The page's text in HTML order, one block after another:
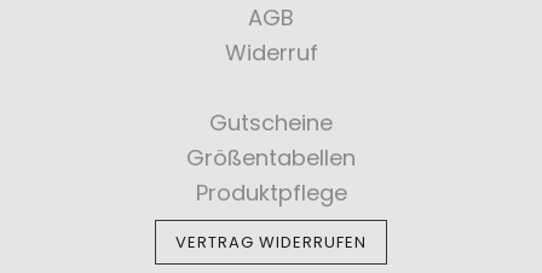
AGB
Widerruf
Gutscheine
Größentabellen
Produktpflege
VERTRAG WIDERRUFEN